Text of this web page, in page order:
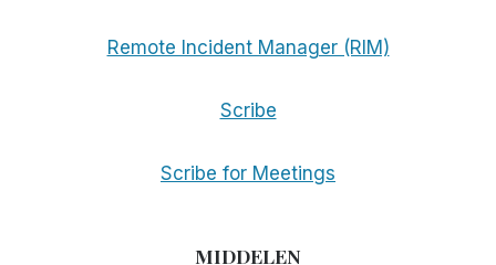
Remote Incident Manager (RIM)
Scribe
Scribe for Meetings
MIDDELEN